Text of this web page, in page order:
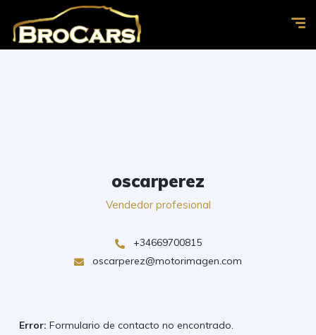
oscarperez
Vendedor profesional
+34669700815
oscarperez@motorimagen.com
Error: Formulario de contacto no encontrado.